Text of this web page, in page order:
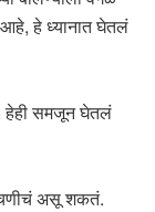
आहे, हे ध्यानात घेतलं
समजून घेतलं
असू शकतं.